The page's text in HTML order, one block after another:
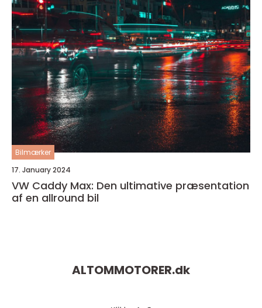
Bilmærker
17. January 2024
VW Caddy Max: Den ultimative præsentation
af en allround bil
ALTOMMOTORER.dk